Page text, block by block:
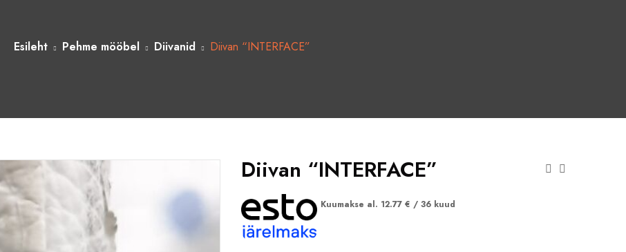
Esileht Pehme mööbel Diivanid Diivan “INTERFACE”
Diivan “INTERFACE”
Kuumakse al. 12.77 € / 36 kuud